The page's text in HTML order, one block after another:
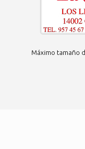
Máximo tamaño